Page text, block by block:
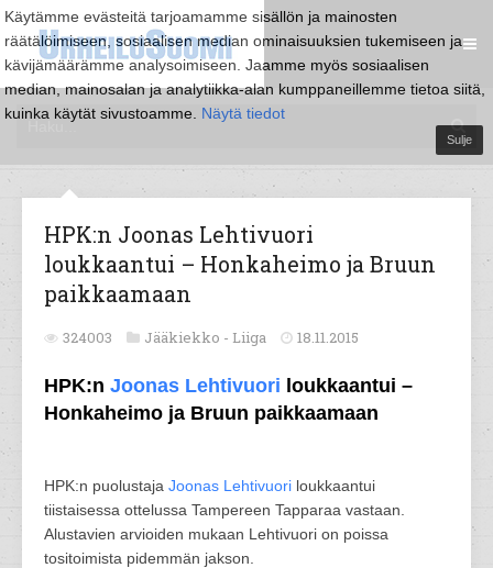
Käytämme evästeitä tarjoamamme sisällön ja mainosten
räätälöimiseen, sosiaalisen median ominaisuuksien tukemiseen ja
kävijämäärämme analysoimiseen. Jaamme myös sosiaalisen
median, mainosalan ja analytiikka-alan kumppaneillemme tietoa siitä,
kuinka käytät sivustoamme. Näytä tiedot
Sulje
HPK:n Joonas Lehtivuori
loukkaantui – Honkaheimo ja Bruun
paikkaamaan
324003 Jääkiekko - Liiga 18.11.2015
HPK:n Joonas Lehtivuori loukkaantui –
Honkaheimo ja Bruun paikkaamaan
HPK:n puolustaja Joonas Lehtivuori loukkaantui
tiistaisessa ottelussa Tampereen Tapparaa vastaan.
Alustavien arvioiden mukaan Lehtivuori on poissa
tositoimista pidemmän jakson.